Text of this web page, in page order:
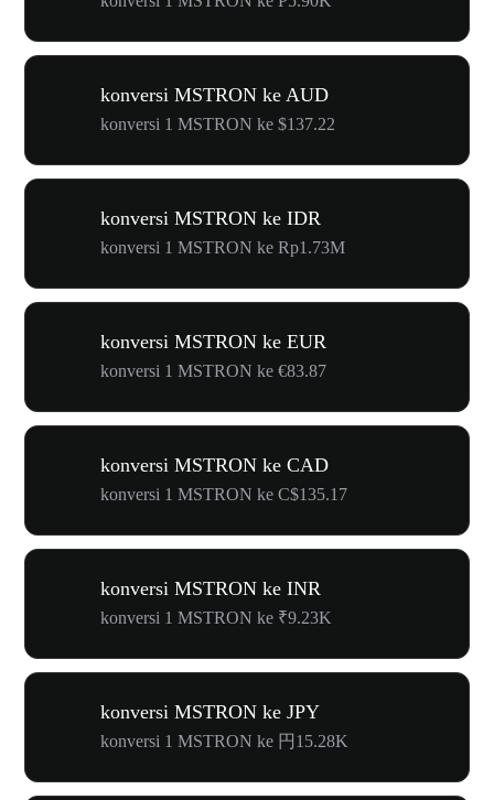
konversi MSTRON ke AUD
konversi 1 MSTRON ke $137.22
konversi MSTRON ke IDR
konversi 1 MSTRON ke Rp1.73M
konversi MSTRON ke EUR
konversi 1 MSTRON ke €83.87
konversi MSTRON ke CAD
konversi 1 MSTRON ke C$135.17
konversi MSTRON ke INR
konversi 1 MSTRON ke ₹9.23K
konversi MSTRON ke JPY
konversi 1 MSTRON ke 円15.28K